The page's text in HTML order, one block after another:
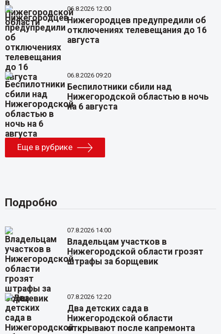
06.8.2026 12:00
Нижегородцев предупредили об
отключениях телевещания до 16
августа
06.8.2026 09:20
Беспилотники сбили над
Нижегородской областью в ночь
на 6 августа
Еще в рубрике
Подробно
07.8.2026 14:00
Владельцам участков в
Нижегородской области грозят
штрафы за борщевик
07.8.2026 12:20
Два детских сада в
Нижегородской области
открывают после капремонта